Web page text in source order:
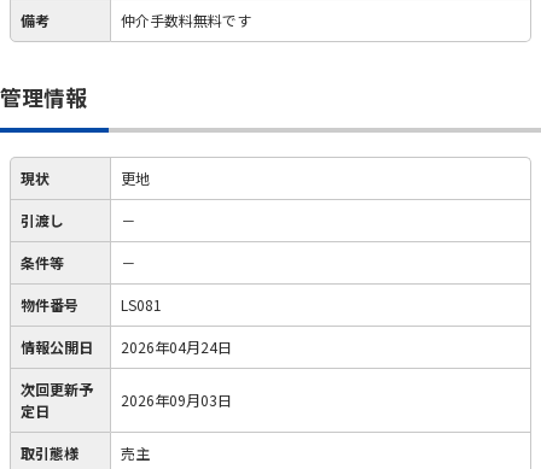
備考 仲介手数料無料です
管理情報
現状 更地
引渡し －
条件等 －
物件番号 LS081
情報公開日 2026年04月24日
次回更新予
定日
2026年09月03日
取引態様 売主